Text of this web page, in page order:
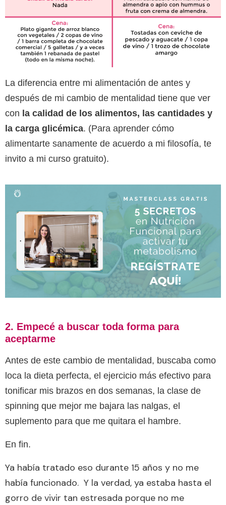
La diferencia entre mi alimentación de antes y
después de mi cambio de mentalidad tiene que ver
con la calidad de los alimentos, las cantidades y
la carga glicémica. (Para aprender cómo
alimentarte sanamente de acuerdo a mi filosofía, te
invito a mi curso gratuito).
2. Empecé a buscar toda forma para
aceptarme
Antes de este cambio de mentalidad, buscaba como
loca la dieta perfecta, el ejercicio más efectivo para
tonificar mis brazos en dos semanas, la clase de
spinning que mejor me bajara las nalgas, el
suplemento para que me quitara el hambre.
En fin.
Ya había tratado eso durante 15 años y no me
había funcionado. Y la verdad, ya estaba hasta el
gorro de vivir tan estresada porque no me